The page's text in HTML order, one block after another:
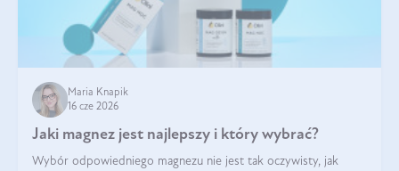
Maria Knapik
16 cze 2026
Jaki magnez jest najlepszy i który wybrać?
Wybór odpowiedniego magnezu nie jest tak oczywisty, jak